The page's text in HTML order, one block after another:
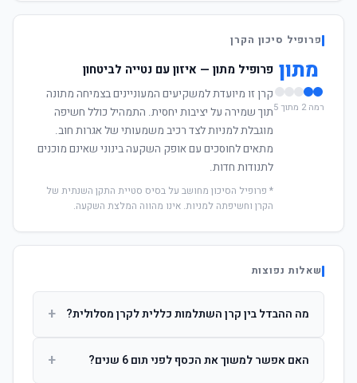
פרופיל סיכון הקרן
מתון
רמה 2 מתוך 5
פרופיל מתון — איזון עם נטייה לביטחון
קרן זו מיועדת למשקיעים המעוניינים בצמיחה מתונה
תוך שמירה על יציבות יחסית. התמהיל כולל חשיפה
מוגבלת למניות לצד רכיב משמעותי של אגרות חוב.
מתאים לחוסכים עם אופק השקעה בינוני שאינם מוכנים
לתנודות חדות.
* פרופיל הסיכון מחושב על בסיס סטיית התקן השנתית של
הקרן וחשיפתה למניות. אינו מהווה המלצת השקעה.
שאלות נפוצות
מה ההבדל בין קרן השתלמות כללית לקרן מסלולית? +
ההשקעות. קרן מסלולית עוקבת אחרי מדד ספציפי ומאפשרת
האם אפשר למשוך את הכסף לפני תום 6 שנים? +